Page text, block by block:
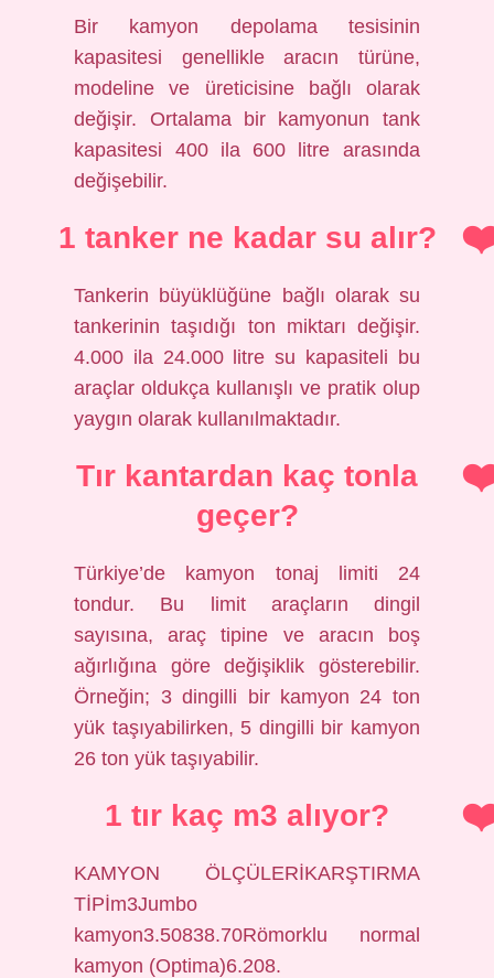
Bir kamyon depolama tesisinin
kapasitesi genellikle aracın türüne,
modeline ve üreticisine bağlı olarak
değişir. Ortalama bir kamyonun tank
kapasitesi 400 ila 600 litre arasında
değişebilir.
1 tanker ne kadar su alır?
Tankerin büyüklüğüne bağlı olarak su
tankerinin taşıdığı ton miktarı değişir.
4.000 ila 24.000 litre su kapasiteli bu
araçlar oldukça kullanışlı ve pratik olup
yaygın olarak kullanılmaktadır.
Tır kantardan kaç tonla
geçer?
Türkiye’de kamyon tonaj limiti 24
tondur. Bu limit araçların dingil
sayısına, araç tipine ve aracın boş
ağırlığına göre değişiklik gösterebilir.
Örneğin; 3 dingilli bir kamyon 24 ton
yük taşıyabilirken, 5 dingilli bir kamyon
26 ton yük taşıyabilir.
1 tır kaç m3 alıyor?
KAMYON ÖLÇÜLERİKARŞTIRMA
TİPİm3Jumbo
kamyon3.50838.70Römorklu normal
kamyon (Optima)6.208.